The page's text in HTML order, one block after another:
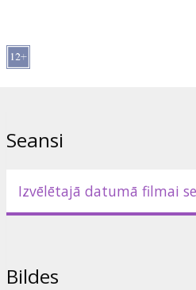
Filma angļu valodā ar subtitriem
Seansi
Izvēlētajā datumā filmai
Bildes